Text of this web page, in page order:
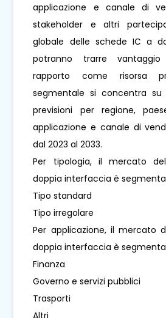
applicazione e canale di
stakeholder e altri
globale delle schede IC a
potranno trarre vantaggio
rapporto come risorsa
segmentale si concentra
previsioni per regione,
applicazione e canale di
dal 2023 al 2033.
Per tipologia, il mercato
doppia interfaccia è
Tipo standard
Tipo irregolare
Per applicazione, il mercato
doppia interfaccia è
Finanza
Governo e servizi pubblici
Trasporti
Altri